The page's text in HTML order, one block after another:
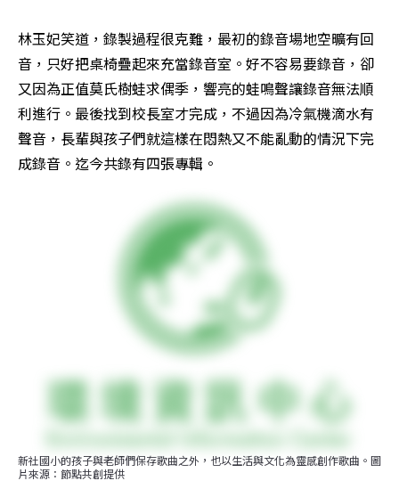
林玉妃笑道，錄製過程很克難，最初的錄音場地空曠有回
音，只好把桌椅疊起來充當錄音室。好不容易要錄音，卻
又因為正值莫氏樹蛙求偶季，響亮的蛙鳴聲讓錄音無法順
利進行。最後找到校長室才完成，不過因為冷氣機滴水有
聲音，長輩與孩子們就這樣在悶熱又不能亂動的情況下完
成錄音。迄今共錄有四張專輯。
新社國小的孩子與老師們保存歌曲之外，也以生活與文化為靈感創作歌曲。圖
片來源：節點共創提供